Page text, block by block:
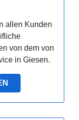
allen Kunden
von dem von
in Giesen.